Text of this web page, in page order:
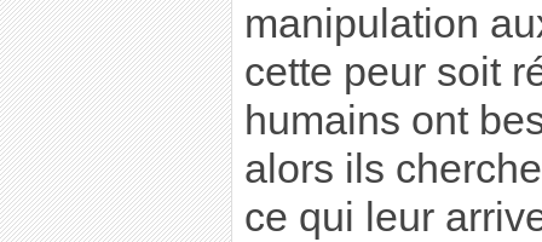
manipulation
cette peur soit
humains ont
alors ils
ce qui leur